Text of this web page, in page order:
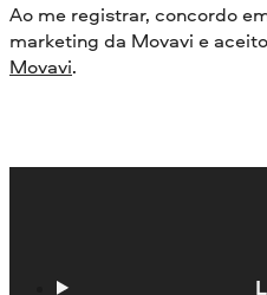
Ao me registrar, concordo
marketing da Movavi e
Movavi.